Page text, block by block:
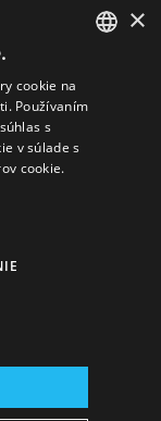
×
cookie na
Používaním
s
v súlade s
cookie.